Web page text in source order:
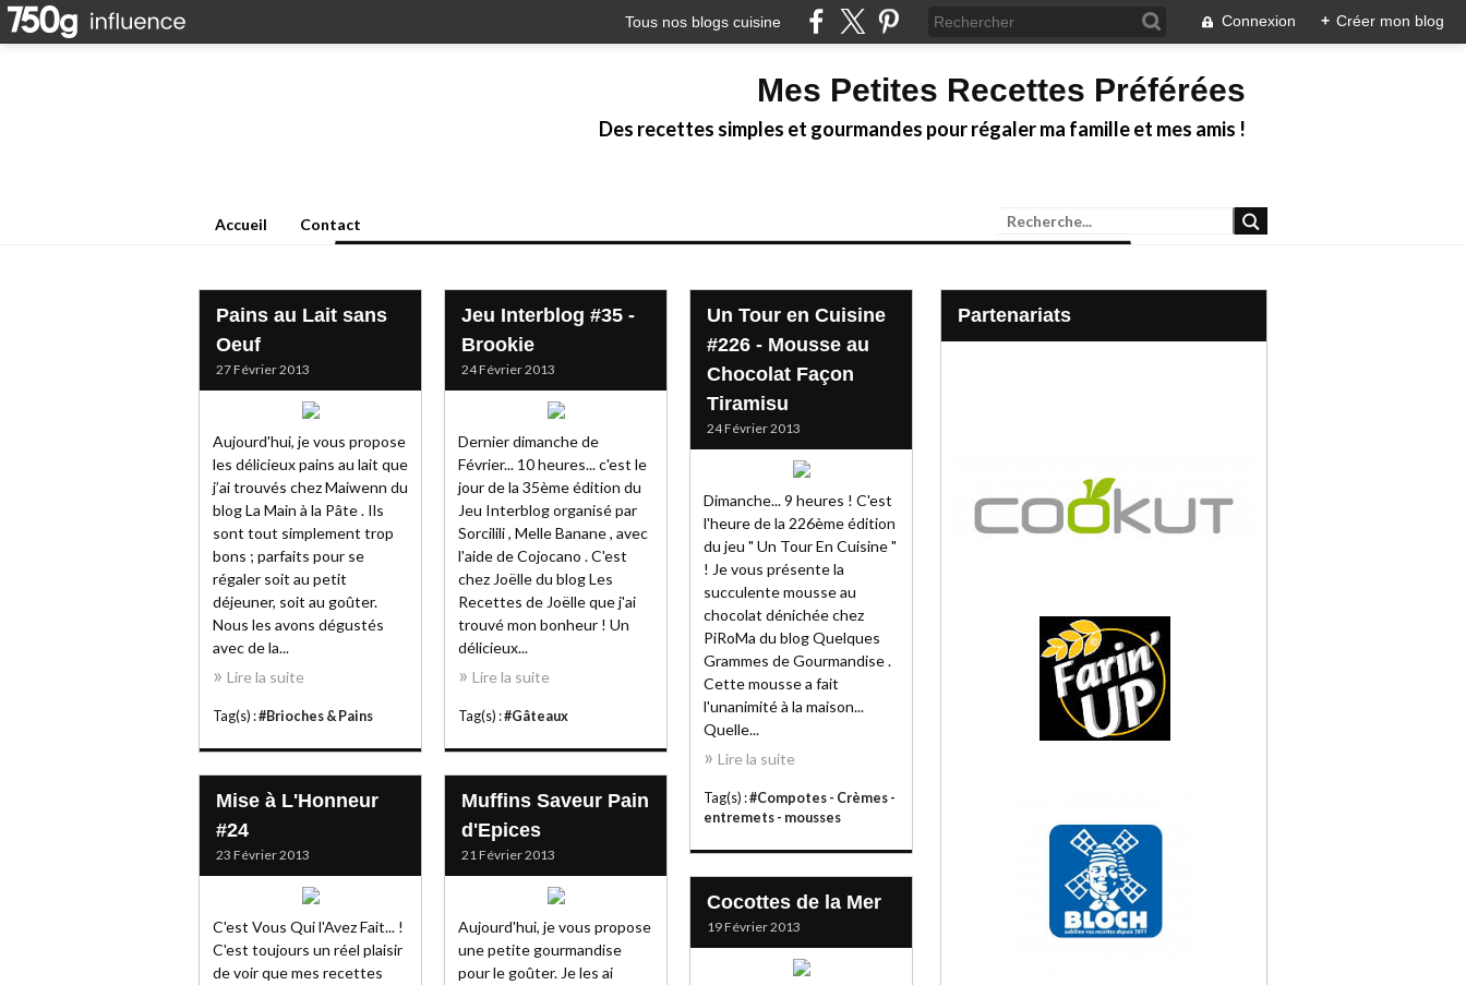
Tous nos blogs cuisine Connexion + Créer mon blog
Mes Petites Recettes Préférées
Des recettes simples et gourmandes pour régaler ma famille et mes amis !
Accueil Contact
Pains au Lait sans
Oeuf
27 Février 2013
Aujourd'hui, je vous propose
les délicieux pains au lait que
j’ai trouvés chez Maiwenn du
blog La Main à la Pâte . Ils
sont tout simplement trop
bons ; parfaits pour se
régaler soit au petit
déjeuner, soit au goûter.
Nous les avons dégustés
avec de la...
Lire la suite
Tag(s) :#Brioches & Pains
Jeu Interblog #35 -
Brookie
24 Février 2013
Dernier dimanche de
Février... 10 heures... c'est le
jour de la 35ème édition du
Jeu Interblog organisé par
Sorcilili , Melle Banane , avec
l'aide de Cojocano . C'est
chez Joëlle du blog Les
Recettes de Joëlle que j'ai
trouvé mon bonheur ! Un
délicieux...
Lire la suite
Tag(s) :#Gâteaux
Un Tour en Cuisine
#226 - Mousse au
Chocolat Façon
Tiramisu
24 Février 2013
Dimanche... 9 heures ! C'est
l'heure de la 226ème édition
du jeu " Un Tour En Cuisine "
! Je vous présente la
succulente mousse au
chocolat dénichée chez
PiRoMa du blog Quelques
Grammes de Gourmandise .
Cette mousse a fait
l'unanimité à la maison...
Quelle...
Lire la suite
Tag(s) :#Compotes - Crèmes -
entremets - mousses
Mise à L'Honneur
#24
23 Février 2013
C'est Vous Qui l'Avez Fait... !
C'est toujours un réel plaisir
de voir que mes recettes
Muffins Saveur Pain
d'Epices
21 Février 2013
Aujourd'hui, je vous propose
une petite gourmandise
pour le goûter. Je les ai
Cocottes de la Mer
19 Février 2013
Partenariats